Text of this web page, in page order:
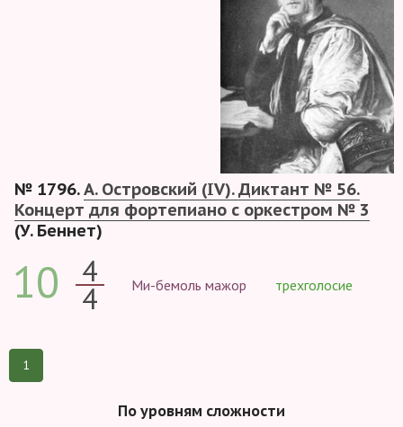
№ 1796.А. Островский (IV). Диктант № 56.
Концерт для фортепиано с оркестром № 3
(У. Беннет)
10 4
4 Ми-бемоль мажор трехголосие
1
По уровням сложности